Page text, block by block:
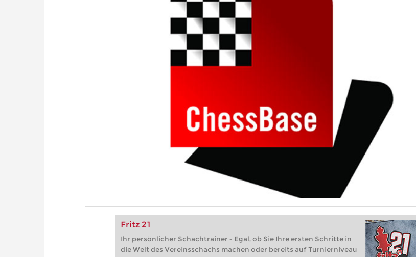
Fritz 21
Ihr persönlicher Schachtrainer - Egal, ob Sie Ihre ersten Schritte in
die Welt des Vereinsschachs machen oder bereits auf Turnierniveau